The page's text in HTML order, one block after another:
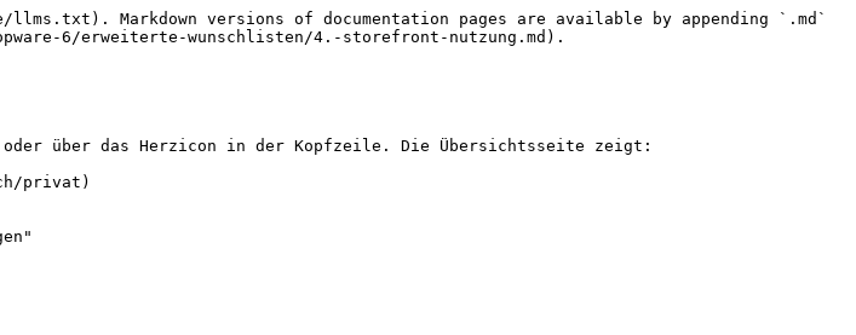
Markdown versions of documentation pages are available by appending `.md`
6/erweiterte-wunschlisten/4.-storefront-nutzung.md).
oder über das Herzicon in der Kopfzeile. Die Übersichtsseite zeigt:
privat)